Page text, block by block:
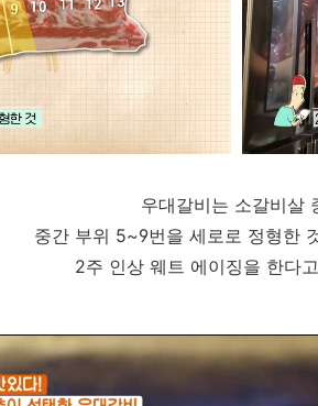
우대갈비는 소갈비살
중간 부위 5~9번을 세로로 정형한
2주 인상 웨트 에이징을 한다